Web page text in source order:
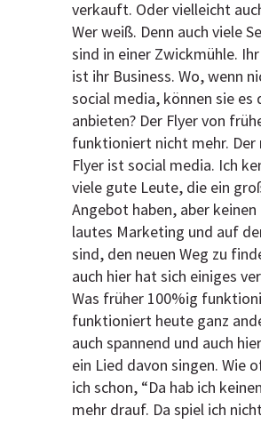
verkauft. Oder vielleicht
Wer weiß. Denn auch viele
sind in einer Zwickmühle.
ist ihr Business. Wo, wenn
social media, können sie es
anbieten? Der Flyer von
funktioniert nicht mehr. Der
Flyer ist social media. Ich
viele gute Leute, die ein
Angebot haben, aber
lautes Marketing und auf
sind, den neuen Weg zu
auch hier hat sich einiges
Was früher 100%ig
funktioniert heute ganz
auch spannend und auch
ein Lied davon singen. Wie
ich schon, “Da hab ich
mehr drauf. Da spiel ich